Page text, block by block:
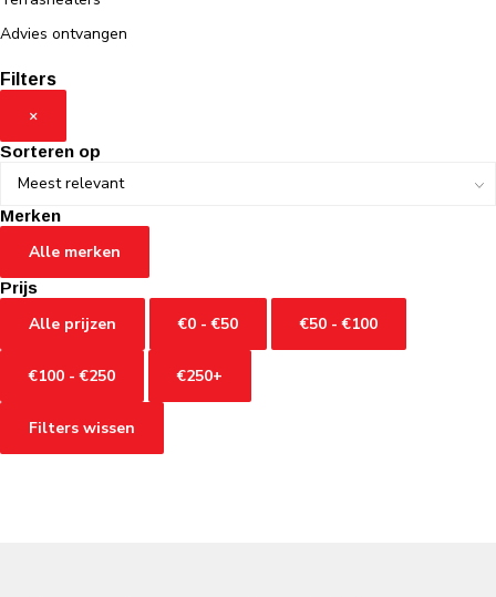
Advies ontvangen
Filters
×
Sorteren op
Merken
Alle merken
Prijs
Alle prijzen €0 - €50 €50 - €100
€100 - €250 €250+
Filters wissen